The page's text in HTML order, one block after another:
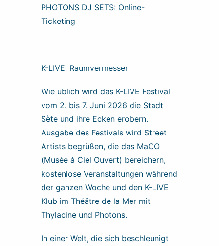
PHOTONS DJ SETS: Online-
Ticketing
K-LIVE, Raumvermesser
Wie üblich wird das K-LIVE Festival
vom 2. bis 7. Juni 2026 die Stadt
Sète und ihre Ecken erobern.
Ausgabe des Festivals wird Street
Artists begrüßen, die das MaCO
(Musée à Ciel Ouvert) bereichern,
kostenlose Veranstaltungen während
der ganzen Woche und den K-LIVE
Klub im Théâtre de la Mer mit
Thylacine und Photons.
In einer Welt, die sich beschleunigt